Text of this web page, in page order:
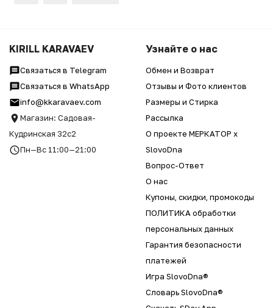
KIRILL KARAVAEV
Связаться в Telegram
Связаться в WhatsApp
info@kkaravaev.com
Магазин: Садовая-
Кудринская 32с2
Пн—Вс 11:00—21:00
Узнайте о нас
Обмен и Возврат
Отзывы и Фото клиентов
Размеры и Стирка
Рассылка
О проекте МЕРКАТОР x
SlovoDna
Вопрос-Ответ
О нас
Купоны, скидки, промокоды
ПОЛИТИКА обработки
персональных данных
Гарантия безопасности
платежей
Игра SlovoDna®
Словарь SlovoDna®